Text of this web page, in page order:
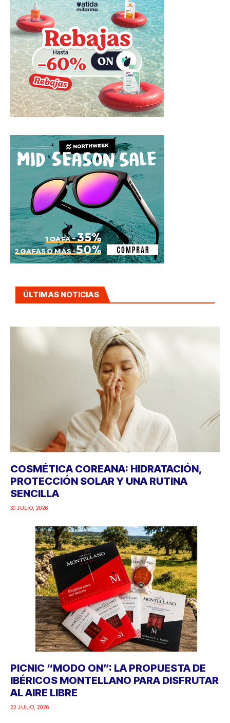
ÚLTIMAS NOTICIAS
COSMÉTICA COREANA: HIDRATACIÓN,
PROTECCIÓN SOLAR Y UNA RUTINA
SENCILLA
30 JULIO, 2026
PICNIC “MODO ON”: LA PROPUESTA DE
IBÉRICOS MONTELLANO PARA DISFRUTAR
AL AIRE LIBRE
22 JULIO, 2026